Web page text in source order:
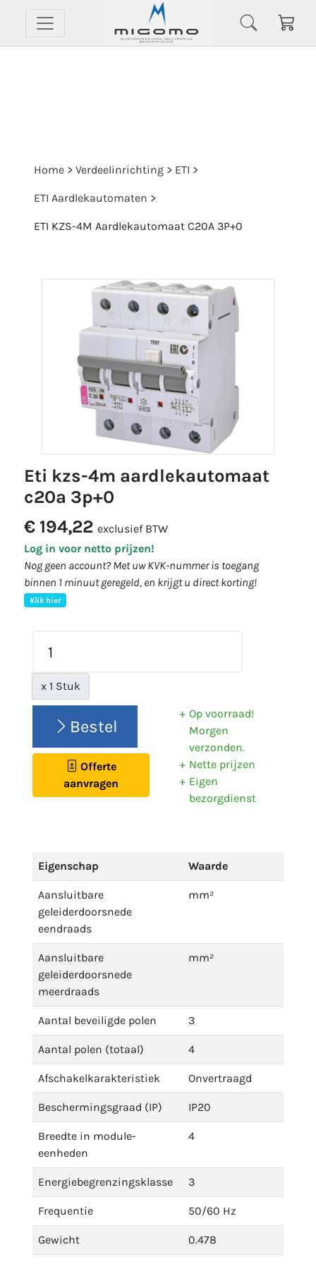
Home > Verdeelinrichting > ETI >
ETI Aardlekautomaten >
ETI KZS-4M Aardlekautomaat C20A 3P+0
eti kzs-4m aardlekautomaat
c20a 3p+0
€ 194,22 exclusief BTW
Log in voor netto prijzen!
Nog geen account? Met uw KVK-nummer is toegang
binnen 1 minuut geregeld, en krijgt u direct korting!
Klik hier
x 1 Stuk
Bestel
Offerte
aanvragen
Op voorraad!
Morgen
verzonden.
Nette prijzen
Eigen
bezorgdienst
Eigenschap Waarde
Aansluitbare
geleiderdoorsnede
eendraads
mm²
Aansluitbare
geleiderdoorsnede
meerdraads
mm²
Aantal beveiligde polen 3
Aantal polen (totaal) 4
Afschakelkarakteristiek Onvertraagd
Beschermingsgraad (IP) IP20
Breedte in module-
eenheden
4
Energiebegrenzingsklasse 3
Frequentie 50/60 Hz
Gewicht 0.478